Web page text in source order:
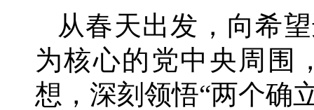
从春天出发，向希
为核心的党中央周围
想，深刻领悟“两个确